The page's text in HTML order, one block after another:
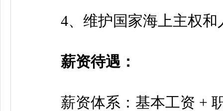
4、维护国家海上主权和
薪资待遇：
薪资体系：基本工资 + 职